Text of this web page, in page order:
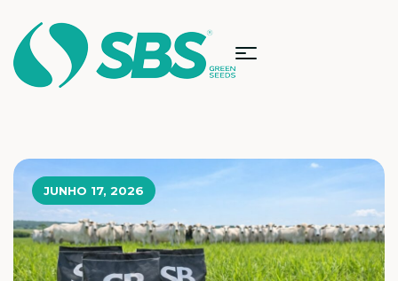
JUNHO 17, 2026